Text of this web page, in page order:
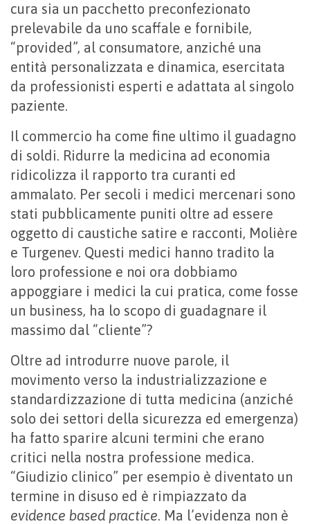
cura sia un pacchetto preconfezionato
prelevabile da uno scaffale e fornibile,
“provided”, al consumatore, anziché una
entità personalizzata e dinamica, esercitata
da professionisti esperti e adattata al singolo
paziente.
Il commercio ha come fine ultimo il guadagno
di soldi. Ridurre la medicina ad economia
ridicolizza il rapporto tra curanti ed
ammalato. Per secoli i medici mercenari sono
stati pubblicamente puniti oltre ad essere
oggetto di caustiche satire e racconti, Molière
e Turgenev. Questi medici hanno tradito la
loro professione e noi ora dobbiamo
appoggiare i medici la cui pratica, come fosse
un business, ha lo scopo di guadagnare il
massimo dal “cliente”?
Oltre ad introdurre nuove parole, il
movimento verso la industrializzazione e
standardizzazione di tutta medicina (anziché
solo dei settori della sicurezza ed emergenza)
ha fatto sparire alcuni termini che erano
critici nella nostra professione medica.
“Giudizio clinico” per esempio è diventato un
termine in disuso ed è rimpiazzato da
evidence based practice. Ma l’evidenza non è